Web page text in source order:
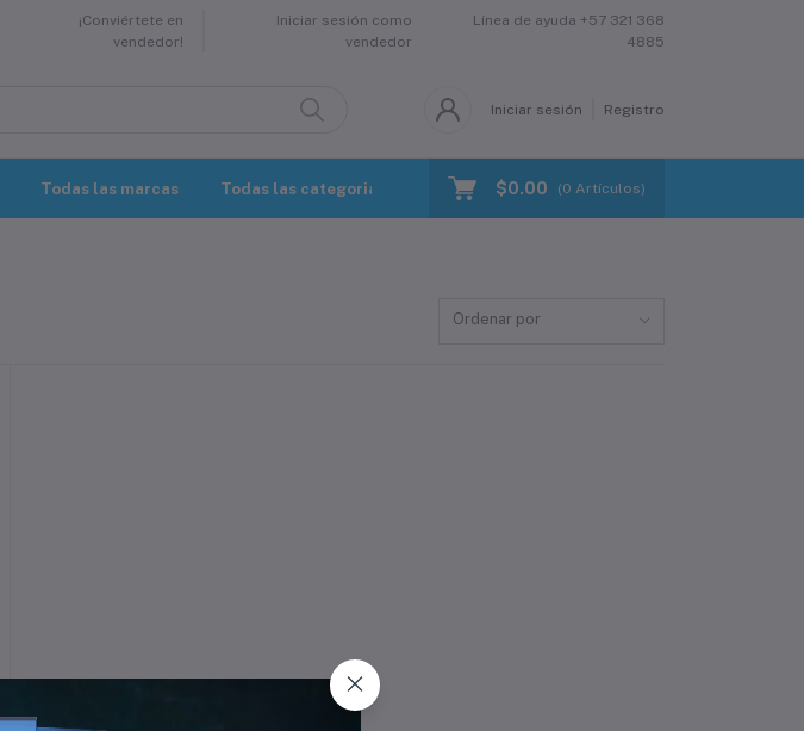
¡Conviértete en
vendedor!
Iniciar sesión como
vendedor
Línea de ayuda +57 321 368
4885
Iniciar sesión Registro
Todas las marcas Todas las categorias $0.00 (0 Artículos)
Ordenar por